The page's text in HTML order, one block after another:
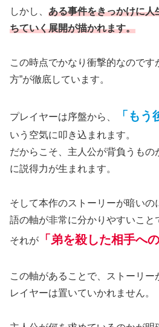
しかし、 ある事件をきっかけに人
ちていく展開が描かれます。
この時点でかなり衝撃的なのです
方”が徹底しています。
プレイヤーは序盤から、 「もう
いう空気に叩き込まれます。
だからこそ、主人公が背負うもの
に説得力が生まれます。
そして本作のストーリーが暗いの
語の軸が非常に分かりやすいこと
それが
「弟を殺した相手への
この軸があることで、ストーリ
レイヤーは置いていかれません。